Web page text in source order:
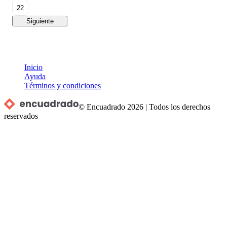
22
Siguiente
Inicio
Ayuda
Términos y condiciones
© Encuadrado 2026 |Todos los derechos
reservados